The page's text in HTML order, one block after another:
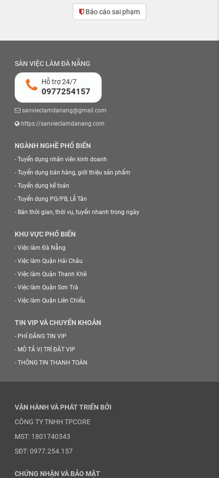
Báo cáo sai phạm
SÀN VIỆC LÀM ĐÀ NẴNG
Hỗ trợ 24/7
0977254157
sanvieclamdanang@gmail.com
https://sanvieclamdanang.com
NGÀNH NGHỀ PHỔ BIẾN
- Tuyển dụng nhân viên kinh doanh
- Tuyển dụng bán hàng, giới thiệu sản phẩm
- Tuyển dụng kế toán
- Tuyển dụng PG/PB, Lễ Tân
- Bán thời gian, thời vụ, tuyển nhanh trong ngày
KHU VỰC PHỔ BIẾN
- Việc làm Đà Nẵng
- Việc làm Quận Hải Châu
- Việc làm Quận Thanh Khê
- Việc làm Quận Sơn Trà
- Việc làm Quận Liên Chiểu
TIN VIP VÀ CHUYỂN KHOẢN
- PHÍ ĐĂNG TIN VIP
- MÔ TẢ VỊ TRÍ ĐẶT VIP
- THÔNG TIN THANH TOÁN
VẬN HÀNH VÀ PHÁT TRIỂN BỞI
CÔNG TY TNHH TPCORE
MST: 1801740343
SĐT: 0977.254.157
CHỨNG NHẬN VÀ BẢO MẬT